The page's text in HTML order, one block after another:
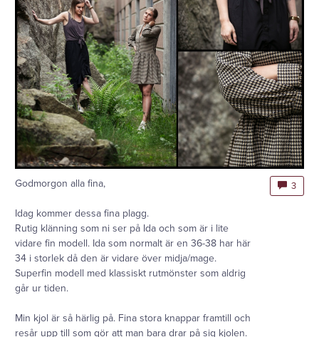
Godmorgon alla fina,
Idag kommer dessa fina plagg.
Rutig klänning som ni ser på Ida och som är i lite
vidare fin modell. Ida som normalt är en 36-38 har här
34 i storlek då den är vidare över midja/mage.
Superfin modell med klassiskt rutmönster som aldrig
går ur tiden.
Min kjol är så härlig på. Fina stora knappar framtill och
resår upp till som gör att man bara drar på sig kjolen.
3